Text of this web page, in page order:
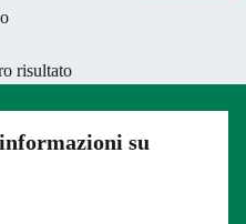
risultato
su